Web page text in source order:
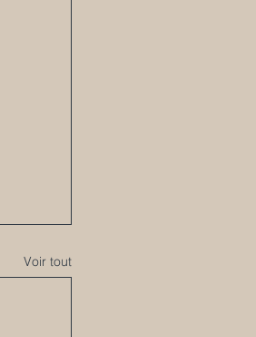
Voir tout